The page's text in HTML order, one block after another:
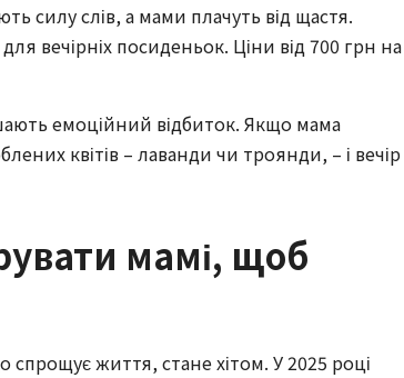
силу слів, а мами плачуть від щастя.
вечірніх посиденьок. Ціни від 700 грн на
емоційний відбиток. Якщо мама
квітів – лаванди чи троянди, – і вечір
мамі, щоб
життя, стане хітом. У 2025 році